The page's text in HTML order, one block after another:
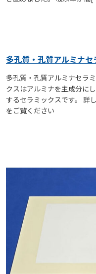
多孔質・孔質アルミナセ
多孔質・孔質アルミナセラ
クスはアルミナを主成分に
するセラミックスです。 詳
をご覧ください